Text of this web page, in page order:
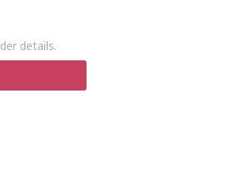
details.